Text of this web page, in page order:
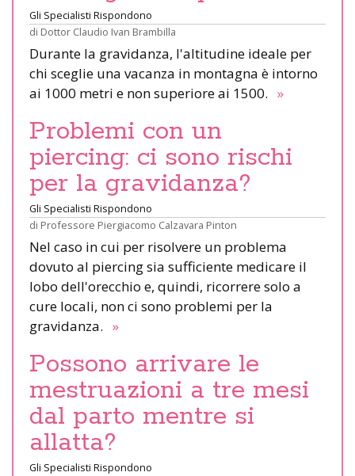
Gli Specialisti Rispondono
di Dottor Claudio Ivan Brambilla
Durante la gravidanza, l'altitudine ideale per
chi sceglie una vacanza in montagna è intorno
ai 1000 metri e non superiore ai 1500. »
Problemi con un
piercing: ci sono rischi
per la gravidanza?
Gli Specialisti Rispondono
di Professore Piergiacomo Calzavara Pinton
Nel caso in cui per risolvere un problema
dovuto al piercing sia sufficiente medicare il
lobo dell'orecchio e, quindi, ricorrere solo a
cure locali, non ci sono problemi per la
gravidanza. »
Possono arrivare le
mestruazioni a tre mesi
dal parto mentre si
allatta?
Gli Specialisti Rispondono